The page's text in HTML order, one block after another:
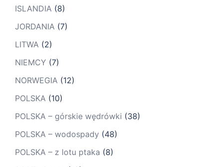
ISLANDIA (8)
JORDANIA (7)
LITWA (2)
NIEMCY (7)
NORWEGIA (12)
POLSKA (10)
POLSKA – górskie wędrówki (38)
POLSKA – wodospady (48)
POLSKA – z lotu ptaka (8)